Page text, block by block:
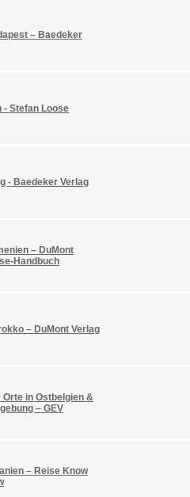
– Baedeker
- Stefan Loose
- Baedeker Verlag
– DuMont
Handbuch
– DuMont Verlag
Orte in Ostbelgien &
– GEV
– Reise Know